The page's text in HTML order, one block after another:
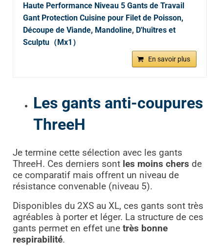
Haute Performance Niveau 5 Gants de Travail
Gant Protection Cuisine pour Filet de Poisson,
Découpe de Viande, Mandoline, D'huîtres et
Sculptu（Mx1）
En savoir plus
Les gants anti-coupures
ThreeH
Je termine cette sélection avec les gants
ThreeH. Ces derniers sont les moins chers de
ce comparatif mais offrent un niveau de
résistance convenable (niveau 5).
Disponibles du 2XS au XL, ces gants sont très
agréables à porter et léger. La structure de ces
gants permet en effet une très bonne
respirabilité.